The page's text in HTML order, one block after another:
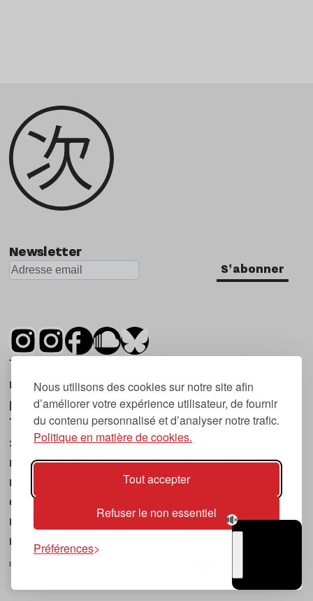
Nous utilisons des cookies sur notre site afin
d’améliorer votre expérience utilisateur, de fournir
du contenu personnalisé et d’analyser notre trafic.
Politique en matière de cookies.
Tout accepter
Refuser le non essentiel
Préférences
Newsletter
S'abonner
Tsugi est un mensuel indépendant sur la
musique et les nouvelles tendances, dont la
première parution date de 2007.
Tsugi en japonais signifie « prochain », « suivant
», ce qui correspond à la thématique du
magazine, à l’affût des nouvelles tendances
musicales, qu’elles viennent de la musique
électronique, du rock ou du hip hop, et des
nouveaux phénomènes de société liés à la
musique.
POLITIQUE DE COOKIES (UE)